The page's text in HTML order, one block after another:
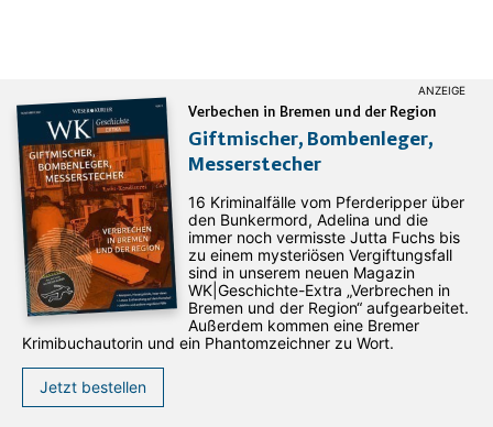
Verbechen in Bremen und der Region
Giftmischer, Bombenleger,
Messerstecher
16 Kriminalfälle vom Pferderipper über
den Bunkermord, Adelina und die
immer noch vermisste Jutta Fuchs bis
zu einem mysteriösen Vergiftungsfall
sind in unserem neuen Magazin
WK|Geschichte-Extra „Verbrechen in
Bremen und der Region“ aufgearbeitet.
Außerdem kommen eine Bremer
Krimibuchautorin und ein Phantomzeichner zu Wort.
Jetzt bestellen